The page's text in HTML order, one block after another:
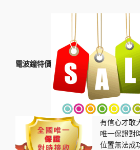
電波鐘特價
有信心才敢
唯一保證對
位置無法成